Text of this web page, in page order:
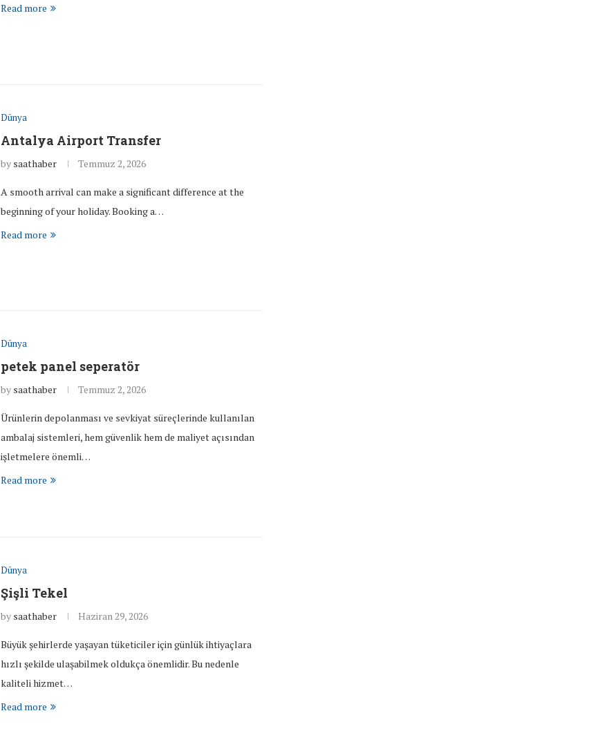
Read more
Dünya
Antalya Airport Transfer
by saathaber Temmuz 2, 2026
A smooth arrival can make a significant difference at the
beginning of your holiday. Booking a…
Read more
Dünya
petek panel seperatör
by saathaber Temmuz 2, 2026
Ürünlerin depolanması ve sevkiyat süreçlerinde kullanılan
ambalaj sistemleri, hem güvenlik hem de maliyet açısından
işletmelere önemli…
Read more
Dünya
Şişli Tekel
by saathaber Haziran 29, 2026
Büyük şehirlerde yaşayan tüketiciler için günlük ihtiyaçlara
hızlı şekilde ulaşabilmek oldukça önemlidir. Bu nedenle
kaliteli hizmet…
Read more